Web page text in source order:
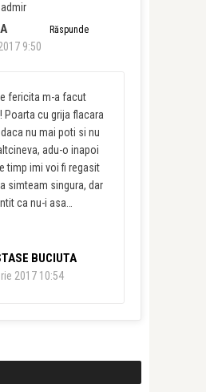
9:50
Răspunde
fericita m-a facut
Poarta cu grija flacara
nu mai poti si nu
adu-o inapoi
timp imi voi fi regasit
simteam singura, dar
ca nu-i asa…
BUCIUTA
2017 10:54